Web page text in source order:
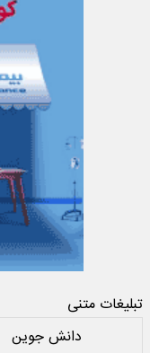
تبلیغات متنی
دانش جوین